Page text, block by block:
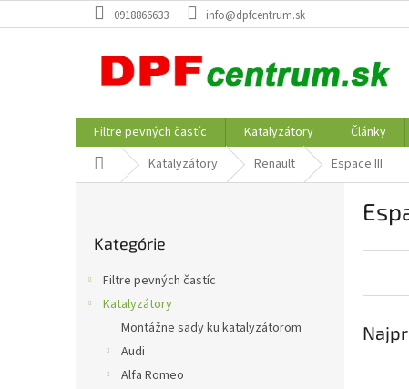
na
0918866633 info@dpfcentrum.sk
Filtre pevných častíc Katalyzátory Články
DomovKatalyzátory Renault Espace III
kategórie
Kategórie
Filtre pevných častíc
Katalyzátory
Montážne sady ku katalyzátorom
Audi
Alfa Romeo